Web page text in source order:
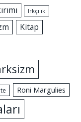
Irkçılık
Kitap
Roni Margulies